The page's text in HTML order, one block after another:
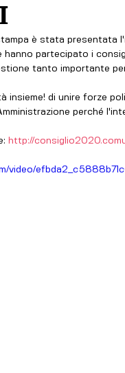
è stata presentata
hanno partecipato i
tanto importante
insieme! di unire forze
perché
http://
video/